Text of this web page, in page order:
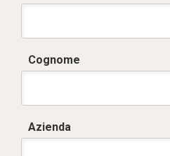
Cognome
Azienda